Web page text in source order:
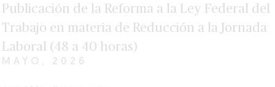
Publicación de la Reforma a la Ley Federal del
Trabajo en materia de Reducción a la Jornada
Laboral (48 a 40 horas)
MAYO, 2026